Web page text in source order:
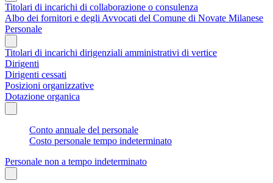
Titolari di incarichi di collaborazione o consulenza
Albo dei fornitori e degli Avvocati del Comune di Novate Milanese
Personale
Titolari di incarichi dirigenziali amministrativi di vertice
Dirigenti
Dirigenti cessati
Posizioni organizzative
Dotazione organica
Conto annuale del personale
Costo personale tempo indeterminato
Personale non a tempo indeterminato